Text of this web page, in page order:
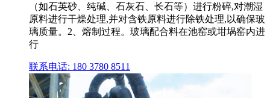
（如石英砂、纯碱、石灰石、长石等）进行粉碎,对潮湿
原料进行干燥处理,并对含铁原料进行除铁处理,以确保玻
璃质量。2、熔制过程。玻璃配合料在池窑或坩埚窑内进
行
联系电话: 180 3780 8511